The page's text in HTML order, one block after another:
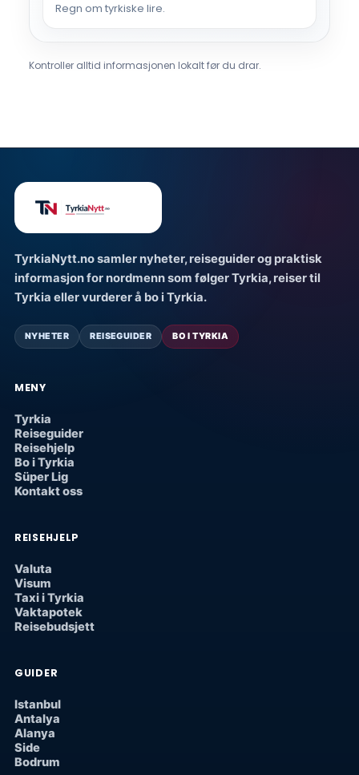
Regn om tyrkiske lire.
Kontroller alltid informasjonen lokalt før du drar.
TyrkiaNytt.no samler nyheter, reiseguider og praktisk
informasjon for nordmenn som følger Tyrkia, reiser til
Tyrkia eller vurderer å bo i Tyrkia.
NYHETER REISEGUIDER BO I TYRKIA
MENY
Tyrkia
Reiseguider
Reisehjelp
Bo i Tyrkia
Süper Lig
Kontakt oss
REISEHJELP
Valuta
Visum
Taxi i Tyrkia
Vaktapotek
Reisebudsjett
GUIDER
Istanbul
Antalya
Alanya
Side
Bodrum